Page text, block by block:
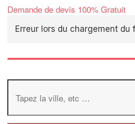
Demande de devis 100% Gratuit
Erreur lors du chargement du